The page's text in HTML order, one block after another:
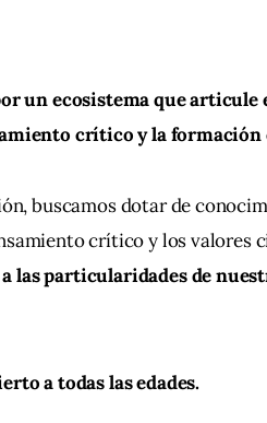
un ecosistema que articule
crítico y la formación
buscamos dotar de
crítico y los valores
las particularidades de
a todas las edades.